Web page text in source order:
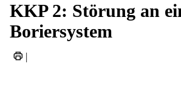
KKP 2: Störung an
Boriersystem
|